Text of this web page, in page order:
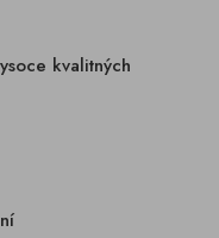
kvalitných